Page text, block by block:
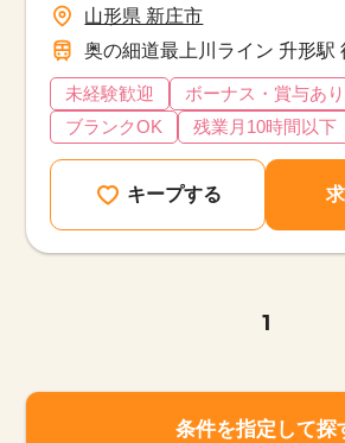
山形県 新庄市
奥の細道最上川ライン 升形駅
未経験歓迎
ボーナス・賞与あり
ブランクOK
残業月10時間以下
キープする
1
条件を指定して探